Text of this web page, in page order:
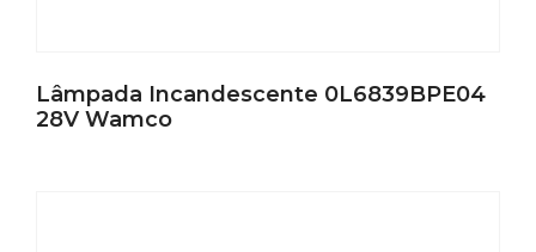
Lâmpada Incandescente 0L6839BPE04
28V Wamco